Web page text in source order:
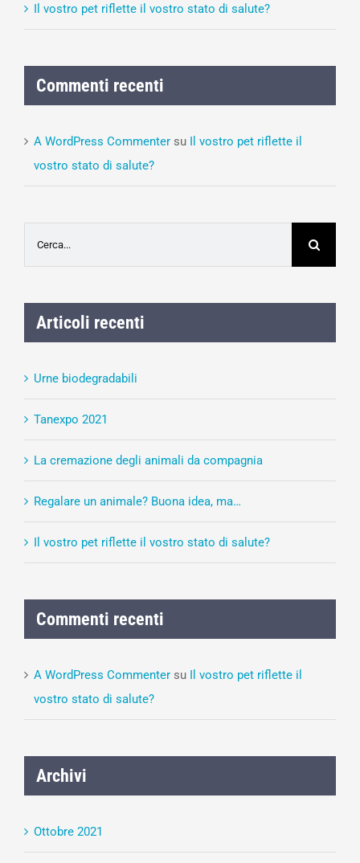
Il vostro pet riflette il vostro stato di salute?
Commenti recenti
A WordPress Commenter su Il vostro pet riflette il
vostro stato di salute?
Articoli recenti
Urne biodegradabili
Tanexpo 2021
La cremazione degli animali da compagnia
Regalare un animale? Buona idea, ma…
Il vostro pet riflette il vostro stato di salute?
Commenti recenti
A WordPress Commenter su Il vostro pet riflette il
vostro stato di salute?
Archivi
Ottobre 2021